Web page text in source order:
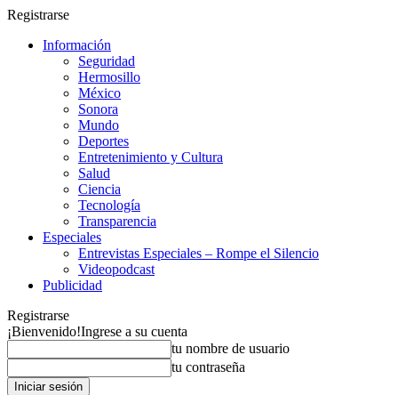
Registrarse
Información
Seguridad
Hermosillo
México
Sonora
Mundo
Deportes
Entretenimiento y Cultura
Salud
Ciencia
Tecnología
Transparencia
Especiales
Entrevistas Especiales – Rompe el Silencio
Videopodcast
Publicidad
Registrarse
¡Bienvenido!Ingrese a su cuenta
tu nombre de usuario
tu contraseña